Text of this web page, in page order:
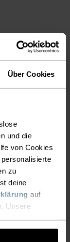
Über Cookies
und die
von Cookies
zu
deine
auf
Unsere
HOCH
an - dehnbar,
und